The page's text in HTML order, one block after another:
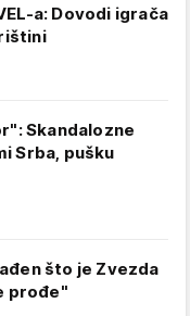
a: Dovodi igrača
Skandalozne
Srba, pušku
što je Zvezda
prođe"